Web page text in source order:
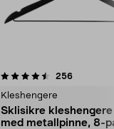
256
Kleshengere
Sklisikre
med metallpinne, 8-
4.5av 5 stjerner